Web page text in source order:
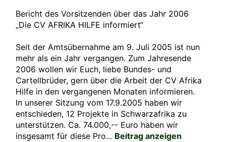
Bericht des Vorsitzenden über das Jahr 2006
„Die CV AFRIKA HILFE informiert“
Seit der Amtsübernahme am 9. Juli 2005 ist nun
mehr als ein Jahr vergangen. Zum Jahresende
2006 wollen wir Euch, liebe Bundes- und
Cartellbrüder, gern über die Arbeit der CV Afrika
Hilfe in den vergangenen Monaten informieren.
In unserer Sitzung vom 17.9.2005 haben wir
entschieden, 12 Projekte in Schwarzafrika zu
unterstützen. Ca. 74.000,-- Euro haben wir
insgesamt für diese Pro... Beitrag anzeigen